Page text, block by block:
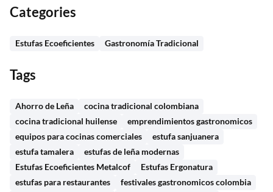
Categories
Estufas Ecoeficientes Gastronomía Tradicional
Tags
Ahorro de Leña
cocina tradicional colombiana
cocina tradicional huilense
emprendimientos gastronomicos
equipos para cocinas comerciales
estufa sanjuanera
estufa tamalera
estufas de leña modernas
Estufas Ecoeficientes Metalcof
Estufas Ergonatura
estufas para restaurantes
festivales gastronomicos colombia